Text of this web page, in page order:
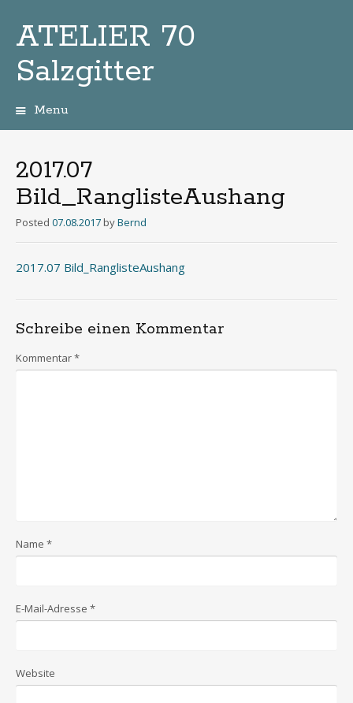
ATELIER 70
Salzgitter
Menu
2017.07
Bild_RanglisteAushang
Posted 07.08.2017 byBernd
2017.07 Bild_RanglisteAushang
Schreibe einen Kommentar
Kommentar*
Name *
E-Mail-Adresse *
Website